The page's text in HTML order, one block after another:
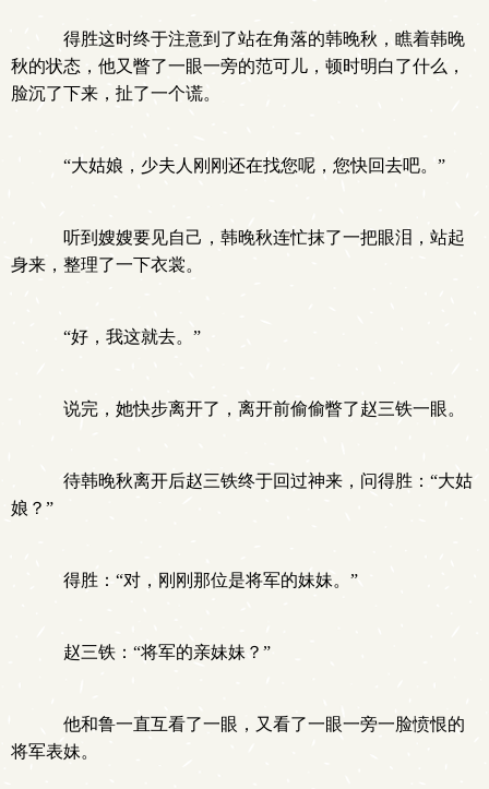
得胜这时终于注意到了站在角落的韩晚秋，瞧着韩晚
秋的状态，他又瞥了一眼一旁的范可儿，顿时明白了什么，
脸沉了下来，扯了一个谎。
“大姑娘，少夫人刚刚还在找您呢，您快回去吧。”
听到嫂嫂要见自己，韩晚秋连忙抹了一把眼泪，站起
身来，整理了一下衣裳。
“好，我这就去。”
说完，她快步离开了，离开前偷偷瞥了赵三铁一眼。
待韩晚秋离开后赵三铁终于回过神来，问得胜：“大姑
娘？”
得胜：“对，刚刚那位是将军的妹妹。”
赵三铁：“将军的亲妹妹？”
他和鲁一直互看了一眼，又看了一眼一旁一脸愤恨的
将军表妹。